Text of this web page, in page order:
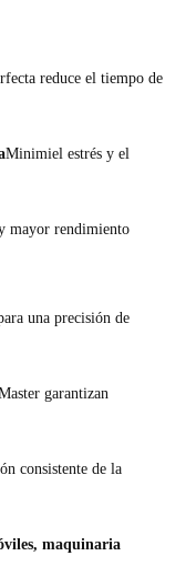
reduce el tiempo de
Minimiel estrés y el
mayor rendimiento
una precisión de
garantizan
consistente de la
maquinaria